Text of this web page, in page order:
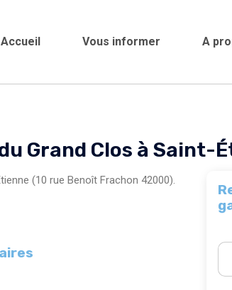
Accueil Vous informer A
Grand Clos à Saint-
(10 rue Benoît Frachon 42000).